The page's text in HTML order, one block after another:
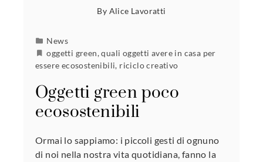
By Alice Lavoratti
News
oggetti green,quali oggetti avere in casa per
essere ecosostenibili, riciclo creativo
Oggetti green poco
ecosostenibili
Ormai lo sappiamo: i piccoli gesti di ognuno
di noi nella nostra vita quotidiana, fanno la